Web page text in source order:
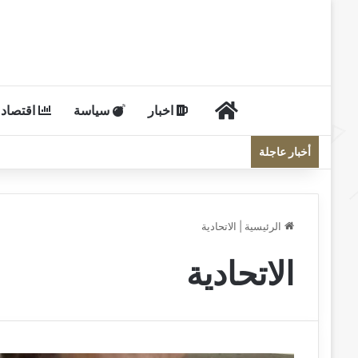
الرئيسيةاخبار سياسة اقتصاد
أخبار عاجلة
الرئيسية الاتحادية
الاتحادية